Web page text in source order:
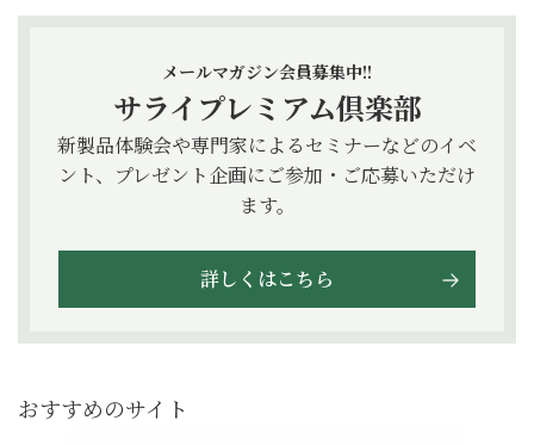
メールマガジン会員募集中!!
サライプレミアム倶楽部
新製品体験会や専門家によるセミナーなどのイベ
ント、プレゼント企画にご参加・ご応募いただけ
ます。
詳しくはこちら
おすすめのサイト